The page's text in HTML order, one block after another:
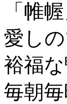
「帷幄
愛し
裕福
毎朝